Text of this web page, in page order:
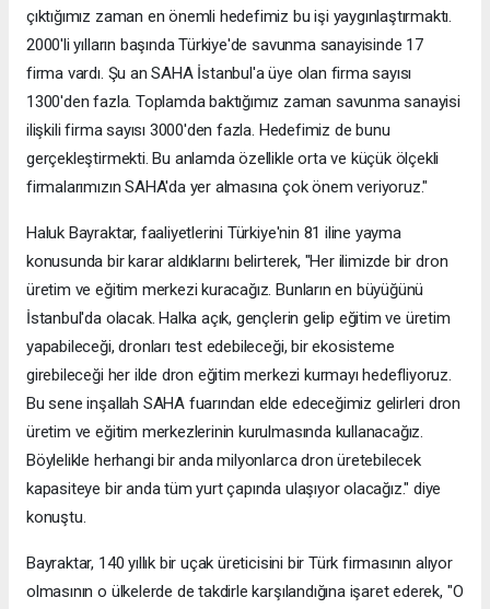
çıktığımız zaman en önemli hedefimiz bu işi yaygınlaştırmaktı.
2000'li yılların başında Türkiye'de savunma sanayisinde 17
firma vardı. Şu an SAHA İstanbul'a üye olan firma sayısı
1300'den fazla. Toplamda baktığımız zaman savunma sanayisi
ilişkili firma sayısı 3000'den fazla. Hedefimiz de bunu
gerçekleştirmekti. Bu anlamda özellikle orta ve küçük ölçekli
firmalarımızın SAHA'da yer almasına çok önem veriyoruz."
Haluk Bayraktar, faaliyetlerini Türkiye'nin 81 iline yayma
konusunda bir karar aldıklarını belirterek, "Her ilimizde bir dron
üretim ve eğitim merkezi kuracağız. Bunların en büyüğünü
İstanbul'da olacak. Halka açık, gençlerin gelip eğitim ve üretim
yapabileceği, dronları test edebileceği, bir ekosisteme
girebileceği her ilde dron eğitim merkezi kurmayı hedefliyoruz.
Bu sene inşallah SAHA fuarından elde edeceğimiz gelirleri dron
üretim ve eğitim merkezlerinin kurulmasında kullanacağız.
Böylelikle herhangi bir anda milyonlarca dron üretebilecek
kapasiteye bir anda tüm yurt çapında ulaşıyor olacağız." diye
konuştu.
Bayraktar, 140 yıllık bir uçak üreticisini bir Türk firmasının alıyor
olmasının o ülkelerde de takdirle karşılandığına işaret ederek, "O